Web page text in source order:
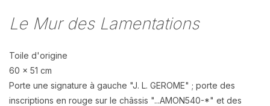
Le Mur des Lamentations
Toile d'origine
60 x 51 cm
Porte une signature à gauche "J. L. GEROME" ; porte des
inscriptions en rouge sur le châssis "...AMON540-*" et des